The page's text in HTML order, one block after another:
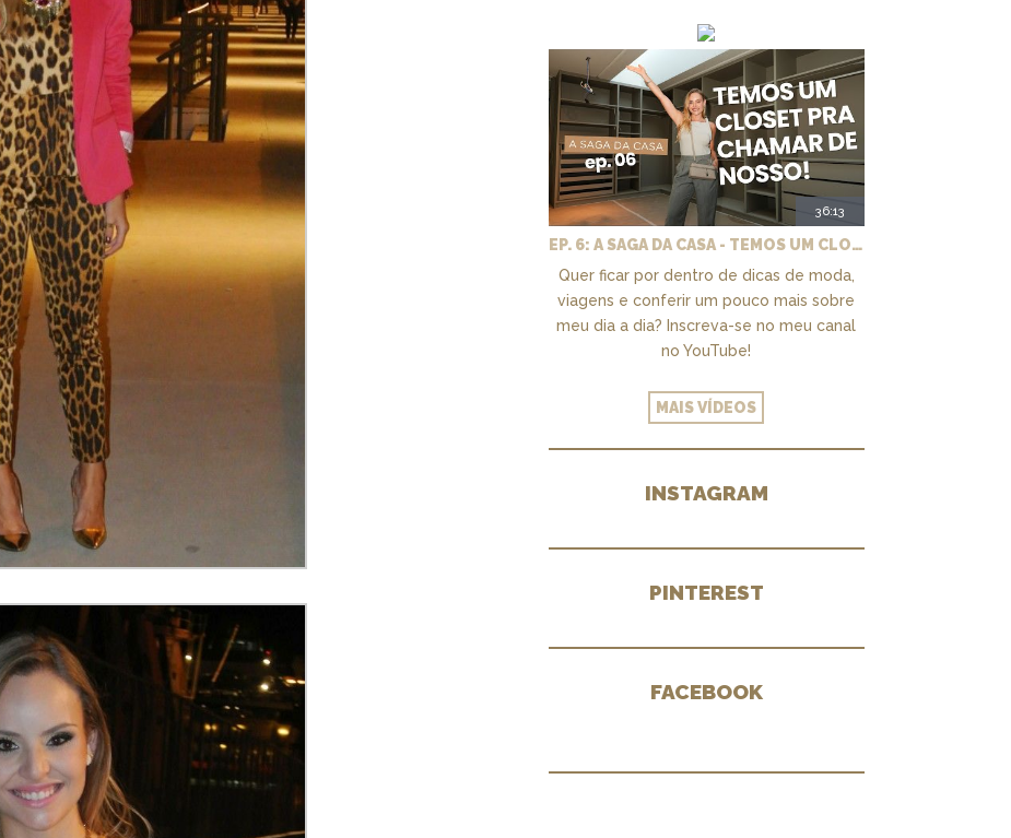
36:13
EP. 6: A SAGA DA CASA - TEMOS UM CLOSET PRA CHAMAR DE NOSSO + MARCENARIA E PAISAGISMO
Quer ficar por dentro de dicas de moda,
viagens e conferir um pouco mais sobre
meu dia a dia? Inscreva-se no meu canal
no YouTube!
MAIS VÍDEOS
INSTAGRAM
PINTEREST
FACEBOOK